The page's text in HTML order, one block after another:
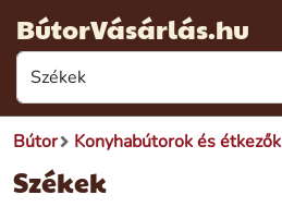
BútorVásárlás.hu
Bútor Konyhabútorok és étkezők
Székek